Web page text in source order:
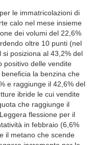
le immatricolazioni di
calo nel mese insieme
dei volumi del 22,6%
oltre 10 punti (nel
posiziona al 43,2% del
positivo delle vendite
la benzina che
e raggiunge il 42,6% del
ibride le cui vendite
che raggiunge il
flessione per il
in febbraio (6,6%
il metano che scende